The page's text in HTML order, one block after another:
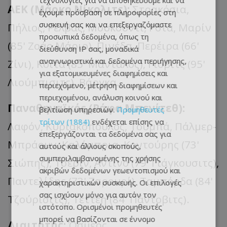
ΑΕΚ (ΜάρκοΝίκολιτς):Στρακόσια,
Πήλιος,Ρέλβας,Μουκουντί, Ρότα, Μαρίν
(85' ΖοάοΜάριο),Πινέδα,Περέιρα (66'
Ζίνι), Κοϊτά(85'Μάνταλος),Γιόβιτς(95'
Λιούμπισιτς),Βάργκα.
Παναθηναϊκός (ΡάφαΜπενίτεθ):
Λαφόν, Κυριακόπουλος,Τουμπά, Πάλμερ-
Μπράουν,Καλάμπρια, Κοντούρης (73'
Σιώπης),Τσέριν,Αντίνο(79'Γιάγκουσιτς),
Παντελίδης(73' Ζαρουρί), Ταμπόρδα (84'
Τζούρισιτς),Τεττέη(84'Πάντοβιτς).
έχουμε πρόσβαση σε πληροφορίες στη
συσκευή σας και να επεξεργαζόμαστε
προσωπικά δεδομένα, όπως τη
διεύθυνση IP σας, μοναδικά
αναγνωριστικά και δεδομένα περιήγησης,
για εξατομικευμένες διαφημίσεις και
περιεχόμενο, μέτρηση διαφημίσεων και
περιεχομένου, ανάλυση κοινού και
βελτίωση υπηρεσιών.Προμηθευτές
τρίτων (1884) ενδέχεται επίσης να
επεξεργάζονται τα δεδομένα σας για
αυτούς και άλλους σκοπούς,
συμπεριλαμβανομένης της χρήσης
ακριβών δεδομένων γεωεντοπισμού και
χαρακτηριστικών συσκευής. Οι επιλογές
σας ισχύουν μόνο για αυτόν τον
ιστότοπο. Ορισμένοι προμηθευτές
μπορεί να βασίζονται σε έννομο